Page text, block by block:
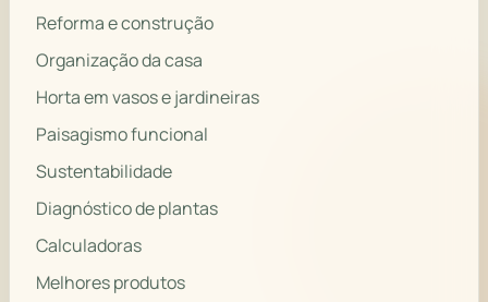
Reforma e construção
Organização da casa
Horta em vasos e jardineiras
Paisagismo funcional
Sustentabilidade
Diagnóstico de plantas
Calculadoras
Melhores produtos